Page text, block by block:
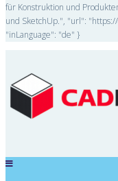
für Konstruktion und
und SketchUp.", "url":
"inLanguage": "de" }